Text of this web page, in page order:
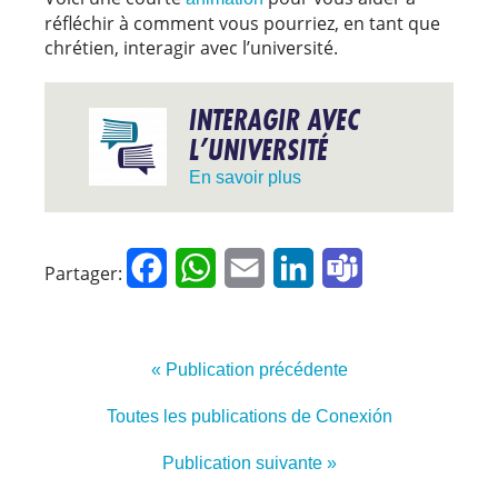
réfléchir à comment vous pourriez, en tant que
chrétien, interagir avec l’université.
INTERAGIR AVEC
L’UNIVERSITÉ
En savoir plus
Partager: FacebookWhatsApp
Email LinkedIn
« Publication précédente
Toutes les publications de Conexión
Publication suivante »